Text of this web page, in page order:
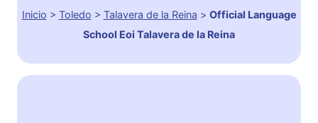
Inicio > Toledo > Talavera de la Reina > Official Language
School Eoi Talavera de la Reina